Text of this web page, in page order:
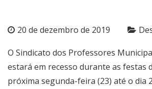
20 de dezembro de 2019
O Sindicato dos Professores
estará em recesso durante as festas
próxima segunda-feira (23) até o dia